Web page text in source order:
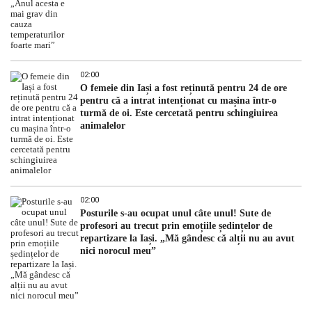
02:00
O femeie din Iași a fost reținută pentru 24 de ore
pentru că a intrat intenționat cu mașina într-o
turmă de oi. Este cercetată pentru schingiuirea
animalelor
02:00
Posturile s-au ocupat unul câte unul! Sute de
profesori au trecut prin emoțiile ședințelor de
repartizare la Iași. „Mă gândesc că alții nu au avut
nici norocul meu”